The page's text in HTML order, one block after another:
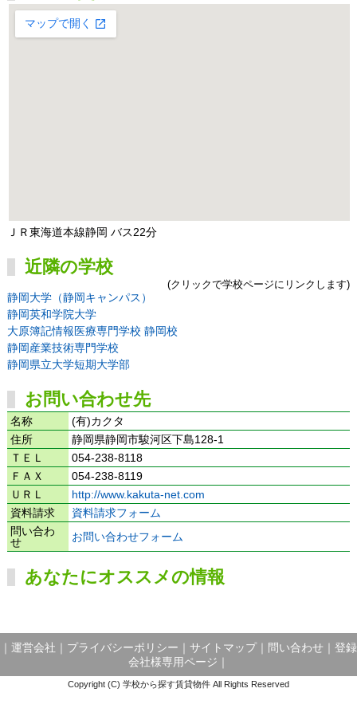
ＪＲ東海道本線静岡 バス22分
近隣の学校
(クリックで学校ページにリンクします)
静岡大学（静岡キャンパス）
静岡英和学院大学
大原簿記情報医療専門学校 静岡校
静岡産業技術専門学校
静岡県立大学短期大学部
お問い合わせ先
名称
(有)カクタ
住所
静岡県静岡市駿河区下島128-1
ＴＥＬ
054-238-8118
ＦＡＸ
054-238-8119
ＵＲＬ
http://www.kakuta-net.com
資料請求
資料請求フォーム
問い合わ
せ
お問い合わせフォーム
あなたにオススメの情報
運営会社 プライバシーポリシー サイトマップ｜ 問い合わせ
登録
会社様専用ページ
Copyright (C) 学校から探す賃貸物件 All Rights Reserved